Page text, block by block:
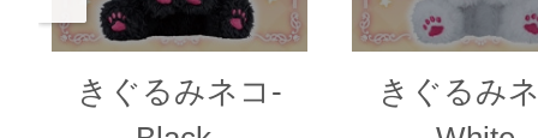
きぐるみネコ-
きぐるみ